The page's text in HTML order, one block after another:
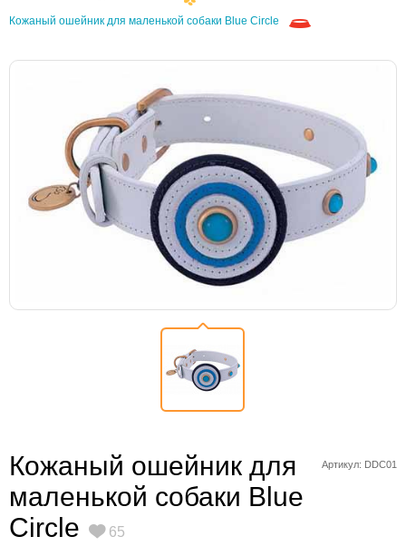
Кожаный ошейник для маленькой собаки Blue Circle
Артикул: DDC01
Кожаный ошейник для
маленькой собаки Blue
Circle
65